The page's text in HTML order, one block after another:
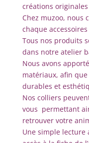
créations
Chez muzoo, nous
chaque
Tous nos produits
dans notre atelier
Nous avons
matériaux, afin
durables et
Nos colliers
vous permettant
retrouver votre
Une simple lecture